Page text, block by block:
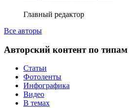
Главный редактор
Все авторы
Авторский контент по типам
Статьи
Фотоленты
Инфографика
Видео
В темах